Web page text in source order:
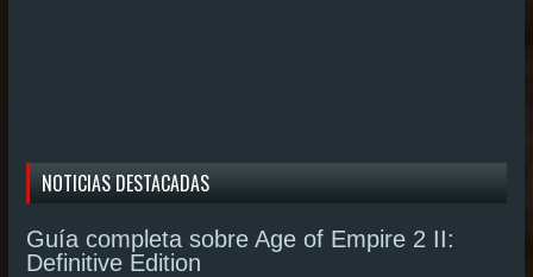
NOTICIAS DESTACADAS
Guía completa sobre Age of Empire 2 II:
Definitive Edition